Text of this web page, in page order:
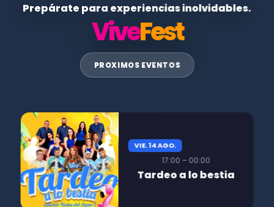
Prepárate para experiencias inolvidables.
ViveFest
PROXIMOS EVENTOS
VIE. 14 AGO.
17:00 – 00:00
Tardeo a lo bestia